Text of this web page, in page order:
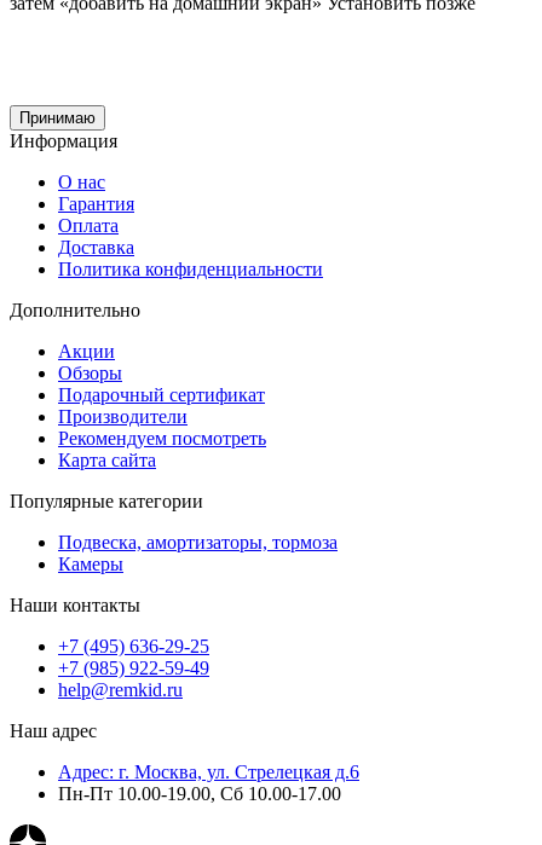
Принимаю
Информация
О нас
Гарантия
Оплата
Доставка
Политика конфиденциальности
Дополнительно
Акции
Обзоры
Подарочный сертификат
Производители
Рекомендуем посмотреть
Карта сайта
Популярные категории
Подвеска, амортизаторы, тормоза
Камеры
Наши контакты
+7 (495) 636-29-25
+7 (985) 922-59-49
help@remkid.ru
Наш адрес
Адрес: г. Москва, ул. Стрелецкая д.6
Пн-Пт 10.00-19.00, Сб 10.00-17.00